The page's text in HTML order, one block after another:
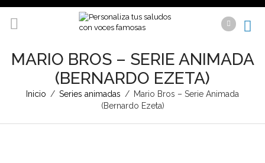
MARIO BROS – SERIE ANIMADA
(BERNARDO EZETA)
Inicio / Series animadas / Mario Bros – Serie Animada
(Bernardo Ezeta)